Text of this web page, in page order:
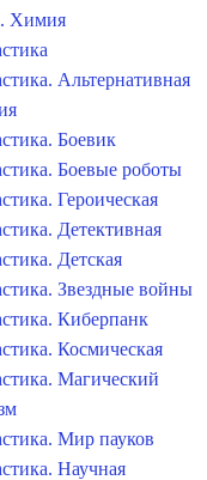
Химия
Альтернативная
Боевик
Боевые роботы
Героическая
Детективная
Детская
Звездные войны
Киберпанк
Космическая
Магический
Мир пауков
Научная